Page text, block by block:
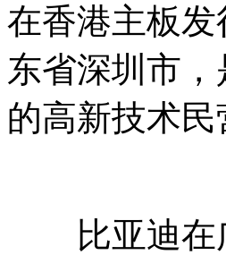
在香港主板
东省深圳市
的高新技术民
比亚迪在广